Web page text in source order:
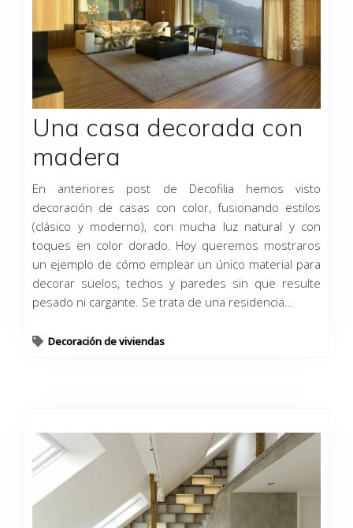
Una casa decorada con
madera
En anteriores post de Decofilia hemos visto
decoración de casas con color, fusionando estilos
(clásico y moderno), con mucha luz natural y con
toques en color dorado. Hoy queremos mostraros
un ejemplo de cómo emplear un único material para
decorar suelos, techos y paredes sin que resulte
pesado ni cargante. Se trata de una residencia...
Decoración de viviendas